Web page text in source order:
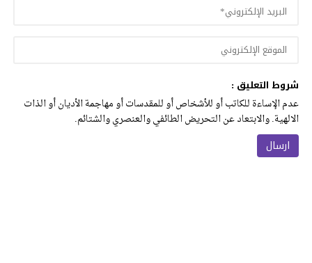
شروط التعليق :
عدم الإساءة للكاتب أو للأشخاص أو للمقدسات أو مهاجمة الأديان أو الذات
الالهية. والابتعاد عن التحريض الطائفي والعنصري والشتائم.